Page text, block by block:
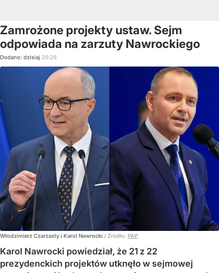
Zamrożone projekty ustaw. Sejm
odpowiada na zarzuty Nawrockiego
Dodano: dzisiaj 20:28
Włodzimierz Czarzasty i Karol Nawrocki / Źródło: PAP
Karol Nawrocki powiedział, że 21 z 22
prezydenckich projektów utknęło w sejmowej